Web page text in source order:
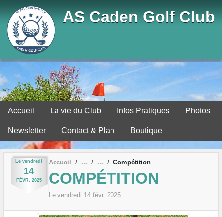
AS Caden Golf Club
Accueil La vie du Club Infos Pratiques Photos
Newsletter Contact & Plan Boutique
Le vendredi
14
FÉVR. 2025
Accueil Compétition
COMPÉTITION
Le vendredi 14 févr. 2025
Panneau de gestion des cookies